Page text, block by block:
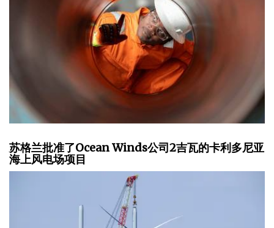
苏格兰批准了Ocean Winds公司2吉瓦的卡利多尼亚
海上风电场项目